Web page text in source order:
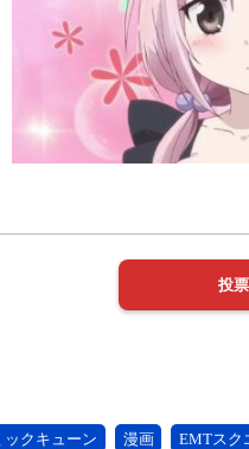
ックキューン 漫画 EMTスク